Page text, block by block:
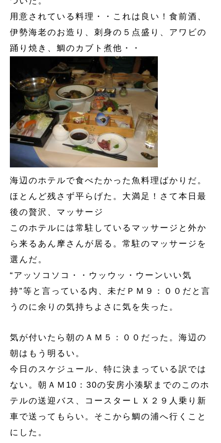
用意されている料理・・これは良い！食前酒、
伊勢海老のお造り、刺身の５点盛り、アワビの
踊り焼き、鯛のカブト煮他・・
海辺のホテルで食べたかった魚料理ばかりだ。
ほとんど残さず平らげた。大満足！さて本日最
後の贅沢、マッサージ
このホテルには常駐しているマッサージと外か
ら来るあん摩さんが居る。常駐のマッサージを
選んだ。
“アッソコソコ・・ウッウッ・ウーンいい気
持”等と言っている内、未だＰＭ９：００だと言
うのに余りの気持ちよさに気を失った。
気が付いたら朝のＡＭ５：００だった。海辺の
朝はもう明るい。
今日のスケジュール、特に決まっている訳では
ない。朝ＡＭ10：30の安房小湊駅までのこのホ
テルの送迎バス、コースターＬＸ２９人乗り新
車で送ってもらい。そこから鯛の浦へ行くこと
にした。